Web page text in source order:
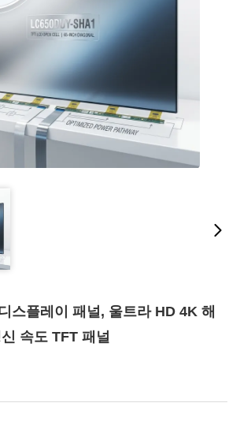
스플레이 패널, 울트라 HD 4K 해
속도 TFT 패널